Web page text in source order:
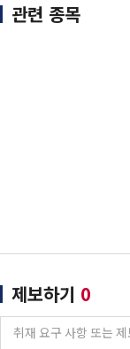
관련 종목
제보하기 0